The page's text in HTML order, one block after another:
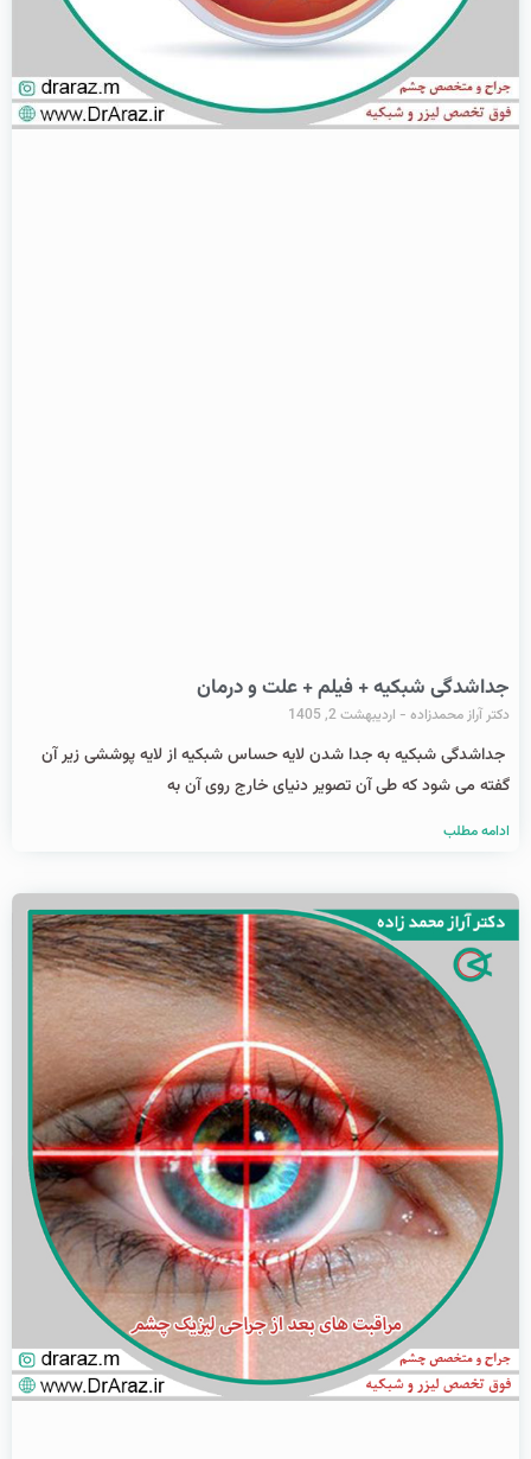
جداشدگی شبکیه + فیلم + علت و درمان
دکتر آراز محمدزاده اردیبهشت 2, 1405
جداشدگی شبکیه به جدا شدن لایه حساس شبکیه از لایه پوششی زیر آن
گفته می شود که طی آن تصویر دنیای خارج روی آن به
ادامه مطلب